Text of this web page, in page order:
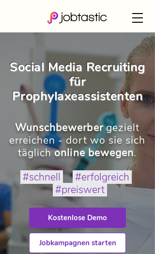
Social Media Recruiting
für
Prophylaxeassistenten
Wunschbewerbergezielt
erreichen - dort wo sie sich
täglichonline bewegen.
#schnell
#erfolgreich
#preiswert
Kostenlose Demo
Jobkampagnen starten